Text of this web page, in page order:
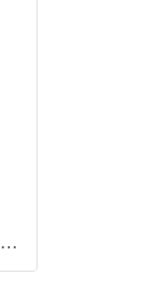
ARITA IAV-S200 | Air Vent Valve Cast Iron